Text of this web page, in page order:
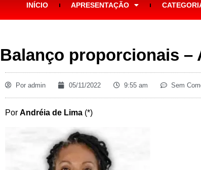
INÍCIO APRESENTAÇÃO
Balanço proporcionais –
Por admin 05/11/2022 9:55 am Sem
Por Andréia de Lima (*)